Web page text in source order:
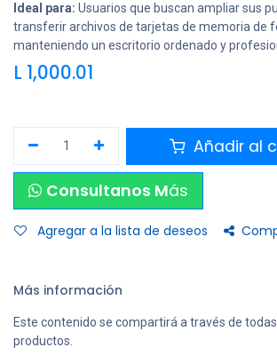
Ideal para: Usuarios que buscan ampliar sus
transferir archivos de tarjetas de memoria de
manteniendo un escritorio ordenado y
L 1,000.01
Añadir al
Consultanos Más
Agregar a la lista de deseos
Más información
Este contenido se compartirá a través de
productos.